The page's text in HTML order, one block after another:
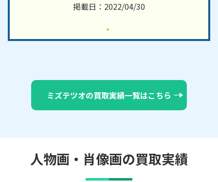
掲載日：2022/04/30
ミズテツオの買取実績一覧はこちら
人物画・肖像画の買取実績